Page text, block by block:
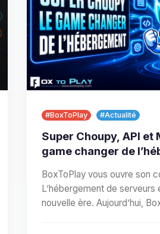
#BoxToPlay #Actualité
Super Choupy, API et
game changer de
BoxToPlay vous ouvre son
L’hébergement de serveurs
nouvelle ère. Aujourd’hui,